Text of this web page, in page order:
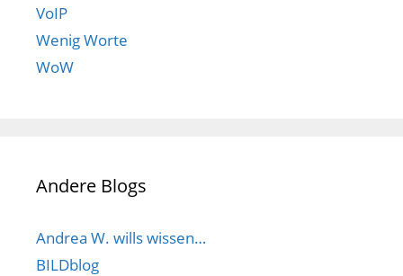
VoIP
Wenig Worte
WoW
Andere Blogs
Andrea W. wills wissen…
BILDblog